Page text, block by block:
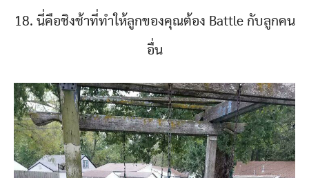
18. นี่คือชิงช้าที่ทำให้ลูกของคุณต้อง Battle กับลูกคน
อื่น